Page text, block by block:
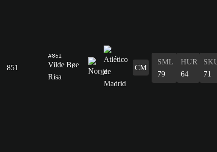
851
#851
Vilde Bøe
Risa
CM
SML
79
HUR
64
71